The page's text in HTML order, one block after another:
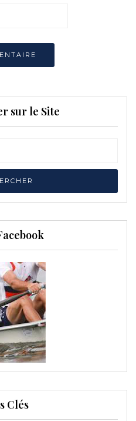
sur le Site
Clés